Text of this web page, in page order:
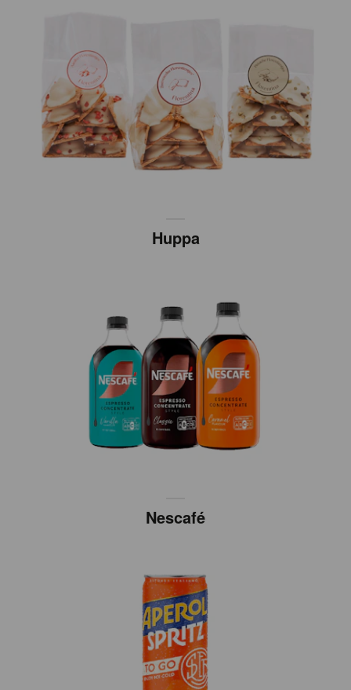
Huppa
Nescafé